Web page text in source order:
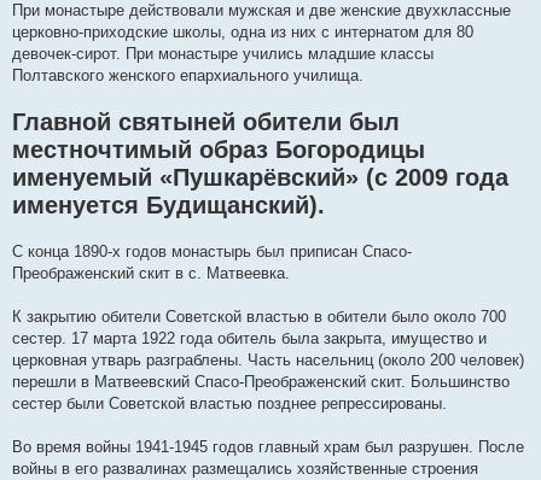
При монастыре действовали мужская и две женские двухклассные
церковно-приходские школы, одна из них с интернатом для 80
девочек-сирот. При монастыре учились младшие классы
Полтавского женского епархиального училища.
Главной святыней обители был
местночтимый образ Богородицы
именуемый «Пушкарёвский» (с 2009 года
именуется Будищанский).
С конца 1890-х годов монастырь был приписан Спасо-
Преображенский скит в с. Матвеевка.
К закрытию обители Советской властью в обители было около 700
сестер. 17 марта 1922 года обитель была закрыта, имущество и
церковная утварь разграблены. Часть насельниц (около 200 человек)
перешли в Матвеевский Спасо-Преображенский скит. Большинство
сестер были Советской властью позднее репрессированы.
Во время войны 1941-1945 годов главный храм был разрушен. После
войны в его развалинах размещались хозяйственные строения